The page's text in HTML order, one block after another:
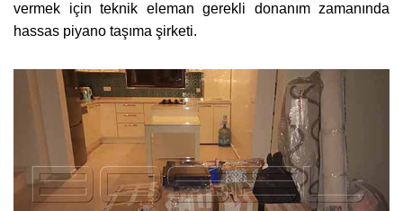
vermek için teknik eleman gerekli donanım zamanında
hassas piyano taşıma şirketi.